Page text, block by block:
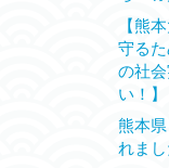
【熊
守る
の社
い！】
熊本
れまし